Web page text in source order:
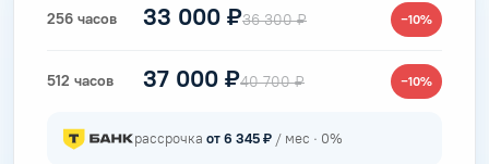
256 часов 33 000 ₽36 300 ₽ −10%
512 часов 37 000 ₽40 700 ₽ −10%
рассрочка от 6 345 ₽ / мес · 0%